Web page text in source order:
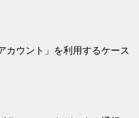
カウント」を利用するケース